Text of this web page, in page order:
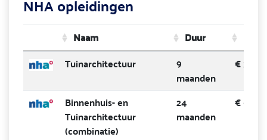
NHA opleidingen
Naam Duur
Tuinarchitectuur
9
maanden
€ 349
Binnenhuis- en
Tuinarchitectuur
(combinatie)
24
maanden
€ 649